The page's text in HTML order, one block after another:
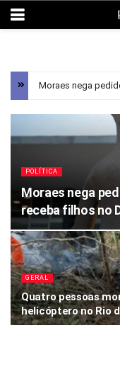
POLÍTICA
Moraes nega
receba filhos no
GERAL
Quatro pessoas
helicóptero no Rio